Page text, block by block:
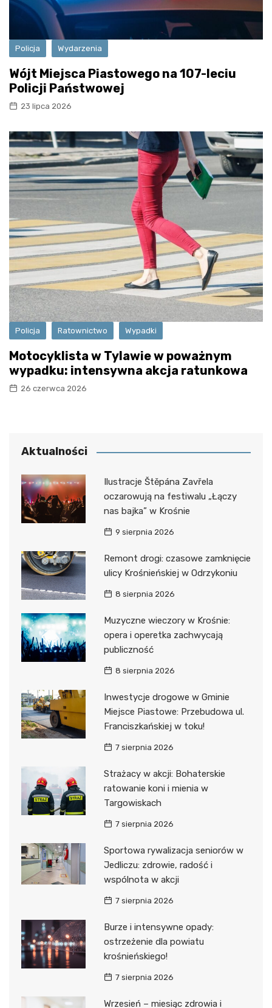
Policja Wydarzenia
Wójt Miejsca Piastowego na 107-leciu
Policji Państwowej
23 lipca 2026
Policja Ratownictwo Wypadki
Motocyklista w Tylawie w poważnym
wypadku: intensywna akcja ratunkowa
26 czerwca 2026
Aktualności
Ilustracje Štěpána Zavřela
oczarowują na festiwalu „Łączy
nas bajka” w Krośnie
9 sierpnia 2026
Remont drogi: czasowe zamknięcie
ulicy Krośnieńskiej w Odrzykoniu
8 sierpnia 2026
Muzyczne wieczory w Krośnie:
opera i operetka zachwycają
publiczność
8 sierpnia 2026
Inwestycje drogowe w Gminie
Miejsce Piastowe: Przebudowa ul.
Franciszkańskiej w toku!
7 sierpnia 2026
Strażacy w akcji: Bohaterskie
ratowanie koni i mienia w
Targowiskach
7 sierpnia 2026
Sportowa rywalizacja seniorów w
Jedliczu: zdrowie, radość i
wspólnota w akcji
7 sierpnia 2026
Burze i intensywne opady:
ostrzeżenie dla powiatu
krośnieńskiego!
7 sierpnia 2026
Wrzesień – miesiąc zdrowia i